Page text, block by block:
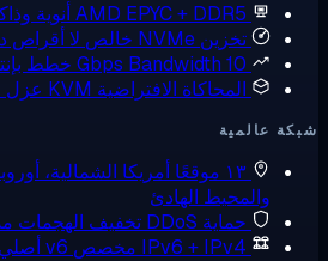
AMD EPYC + DDR5 أنوية
تخزين NVMe خالص
لا أقراص
10 Gbps Bandwidth
خطط
المحاكاة الافتراضية KVM
عزل
عالمية
١٣ موقعًا
أمريكا الشمالية،
والمحيط الهادئ
حماية DDoS
تخفيف الهجمات مدمج
IPv6 + IPv4 مخصص
v6 أصلي، v4 خاص بك